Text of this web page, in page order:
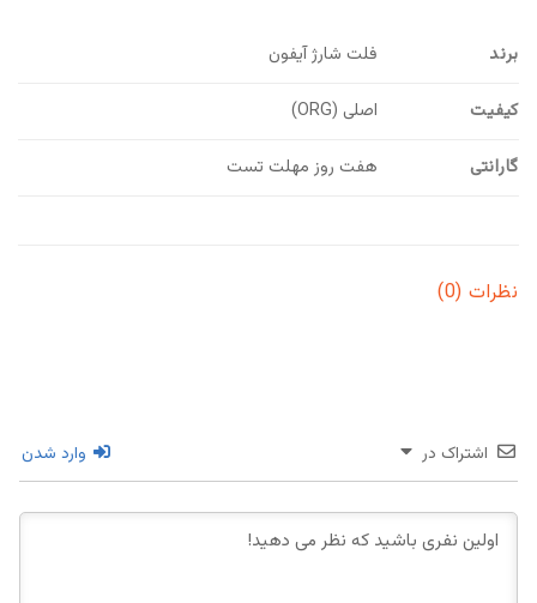
برند فلت شارژ آیفون
کیفیت اصلی (ORG)
گارانتی هفت روز مهلت تست
نظرات (0)
اشتراک در وارد شدن